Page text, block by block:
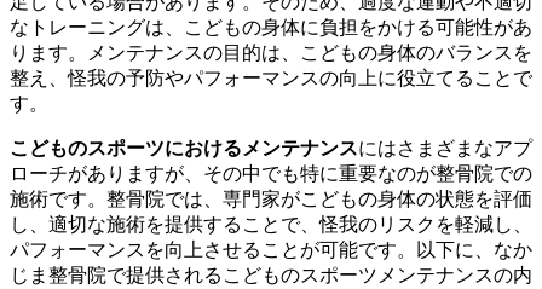
なトレーニングは、こどもの身体に負担をかける可能性があ
ります。メンテナンスの目的は、こどもの身体のバランスを
整え、怪我の予防やパフォーマンスの向上に役立てることで
す。
こどものスポーツにおけるメンテナンスにはさまざまなアプ
ローチがありますが、その中でも特に重要なのが整骨院での
施術です。整骨院では、専門家がこどもの身体の状態を評価
し、適切な施術を提供することで、怪我のリスクを軽減し、
パフォーマンスを向上させることが可能です。以下に、なか
じま整骨院で提供されるこどものスポーツメンテナンスの内